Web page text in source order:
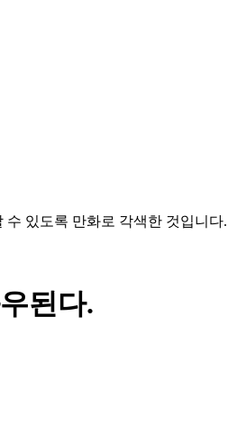
있도록 만화로 각색한 것입니다.
된다.